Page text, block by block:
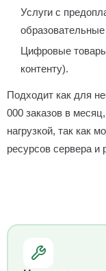
Услуги с
Цифровые
контенту).
Подходит как для
000 заказов в
нагрузкой, так как
ресурсов сервера и